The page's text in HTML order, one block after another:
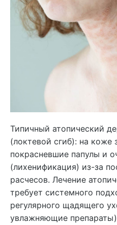
Типичный атопический
(локтевой сгиб): на коже
покрасневшие папулы и
(лихенификация) из-за
расчесов. Лечение
требует системного
регулярного щадящего
увлажняющие препараты)